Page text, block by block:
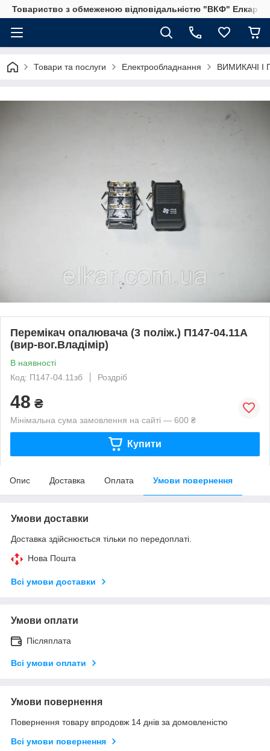
Товариство з обмеженою відповідальністю "ВКФ" Елкар"
Товари та послуги Електрообладнання ВИМИКАЧІ І
Перемікач опалювача (3 поліж.) П147-04.11А
(вир-вог.Владімір)
В наявності
Код: П147-04.11зб
Роздріб
48 ₴
Мінімальна сума замовлення на сайті — 600 ₴
Купити
Опис Доставка Оплата Умови повернення
Умови доставки
Доставка здійснюється тільки по передоплаті.
Нова Пошта
Всі умови доставки
Умови оплати
Післяплата
Всі умови оплати
Умови повернення
Повернення товару впродовж 14 днів за домовленістю
Всі умови повернення